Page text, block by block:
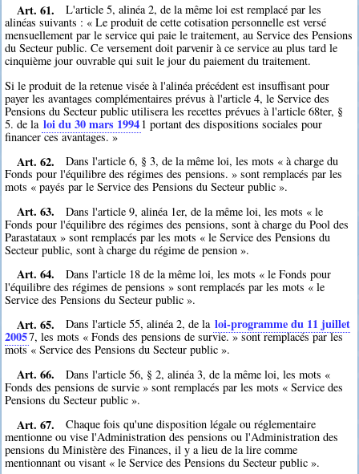
Art. 61.
L'article 5, alinéa 2, de la même loi est remplacé par les
alinéas suivants : « Le produit de cette cotisation personnelle est versé
mensuellement par le service qui paie le traitement, au Service des Pensions
du Secteur public. Ce versement doit parvenir à ce service au plus tard le
cinquième jour ouvrable qui suit le jour du paiement du traitement.
Si le produit de la retenue visée à l'alinéa précédent est insuffisant pour
payer les avantages complémentaires prévus à l'article 4, le Service des
Pensions du Secteur public utilisera les recettes prévues à l'article 68ter, §
5. de la loi du 30 mars 1994 1 portant des dispositions sociales pour
financer ces avantages. »
Art. 62.
Dans l'article 6, § 3, de la même loi, les mots « à charge du
Fonds pour l'équilibre des régimes des pensions. » sont remplacés par les
mots « payés par le Service des Pensions du Secteur public ».
Art. 63.
Dans l'article 9, alinéa 1er, de la même loi, les mots « le
Fonds pour l'équilibre des régimes des pensions, sont à charge du Pool des
Parastataux » sont remplacés par les mots « le Service des Pensions du
Secteur public, sont à charge du régime de pension ».
Art. 64.
Dans l'article 18 de la même loi, les mots « le Fonds pour
l'équilibre des régimes de pensions » sont remplacés par les mots « le
Service des Pensions du Secteur public ».
Art. 65. Dans l'article 55, alinéa 2, de la loi-programme du 11 juillet
20057, les mots « Fonds des pensions de survie. » sont remplacés par les
mots « Service des Pensions du Secteur public ».
Art. 66.
Dans l'article 56, § 2, alinéa 3, de la même loi, les mots «
Fonds des pensions de survie » sont remplacés par les mots « Service des
Pensions du Secteur public ».
Art. 67.
Chaque fois qu'une disposition légale ou réglementaire
mentionne ou vise l'Administration des pensions ou l'Administration des
pensions du Ministère des Finances, il y a lieu de la lire comme
mentionnant ou visant « le Service des Pensions du Secteur public ».